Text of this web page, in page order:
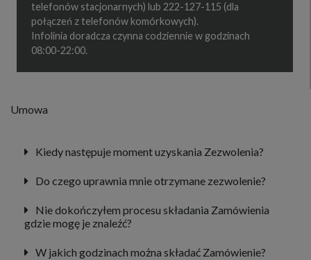
telefonów stacjonarnych) lub 222-127-115 (dla
połączeń z telefonów komórkowych).
Infolinia doradcza czynna codziennie w godzinach
08:00-22:00.
Umowa
Kiedy następuje moment uzyskania Zezwolenia?
Do czego uprawnia mnie otrzymane zezwolenie?
Nie dokończyłem procesu składania Zamówienia
gdzie mogę je znaleźć?
W jakich godzinach można składać Zamówienie?